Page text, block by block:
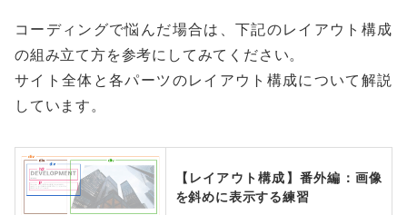
コーディングで悩んだ場合は、下記のレイアウト構成
の組み立て方を参考にしてみてください。
サイト全体と各パーツのレイアウト構成について解説
しています。
【レイアウト構成】番外編：画像
を斜めに表示する練習